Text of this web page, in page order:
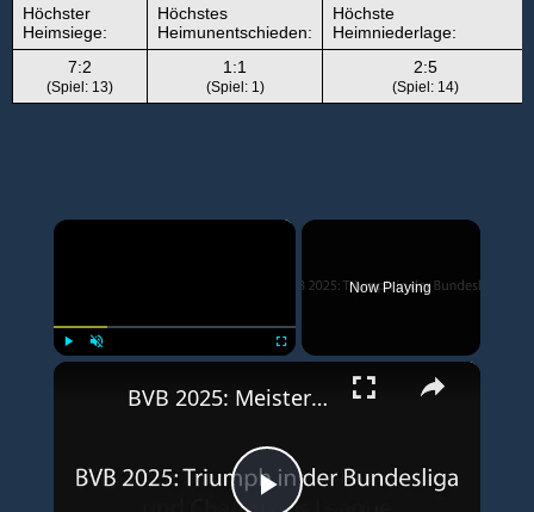
Höchster
Heimsiege:
Höchstes
Heimunentschieden:
Höchste
Heimniederlage:
7:2
(Spiel: 13)
1:1
(Spiel: 1)
2:5
(Spiel: 14)
×
Now Playing
×
BVB 2025: Meisterschaft und Champions League-Erfolg